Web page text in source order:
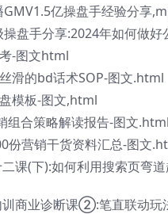
亿操盘手经验分享
盘手分享:2024年如何做好
-图文html
滑的bd话术SOP-图文.html
模板-图文,html
组合策略解读报告-图文.html
份营销干货资料汇总-图文
课(下):如何利用搜索页弯
商业诊断课②:笔直联动玩